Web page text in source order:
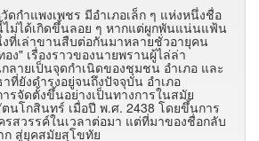
ดกำแพงเพชร มีอำเภอเล็ก ๆ แห่งหนึ่งชื่อ
ม่ได้เกิดขึ้นลอย ๆ หากแต่ผูกพันแน่นแฟ้น
ที่เล่าขานสืบต่อกันมาหลายชั่วอายุคน
ง" เรื่องราวของนายพรานผู้ไล่ล่า
ลายเป็นจุดกำเนิดของชุมชน อำเภอ และ
ที่ยังดำรงอยู่จนถึงปัจจุบัน อำเภอ
รจัดตั้งขึ้นอย่างเป็นทางการในสมัย
นโกสินทร์ เมื่อปี พ.ศ. 2438 โดยขึ้นการ
สวรรค์ในเวลาต่อมา แต่ที่มาของชื่อกลับ
ก สู่ยุคสมัยสุโขทัย